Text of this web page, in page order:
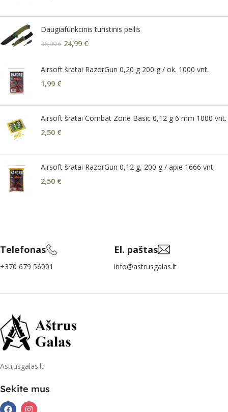
Daugiafunkcinis turistinis peilis
36,99€ 24,99 €
Airsoft šratai RazorGun 0,20 g 200 g / ok. 1000 vnt.
1,99 €
Airsoft šratai Combat Zone Basic 0,12 g 6 mm 1000 vnt.
2,50 €
Airsoft šratai RazorGun 0,12 g, 200 g / apie 1666 vnt.
2,50 €
Telefonas
+370 679 56001
El. paštas
info@astrusgalas.lt
Astrusgalas.lt
Sekite mus